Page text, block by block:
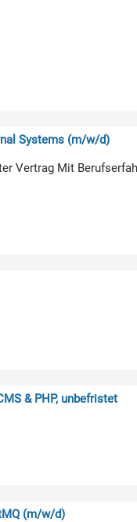
Systems (m/w/d)
Vertrag Mit
& PHP, unbefristet
(m/w/d)